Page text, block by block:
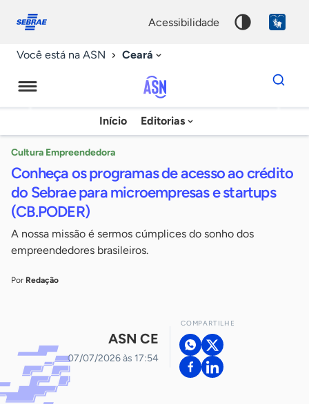
conosco
acessibilidade
Você está na ASN Ceará
Agência
Sebrae
Notícias
Início Editorias
Dados
para
chave
Cultura Empreendedora
Conheça os programas de acesso ao crédito
do Sebrae para microempresas e startups
(CB.PODER)
A nossa missão é sermos cúmplices do sonho dos
empreendedores brasileiros.
Por Redação
ASN CE
07/07/2026 às 17:54
COMPARTILHE